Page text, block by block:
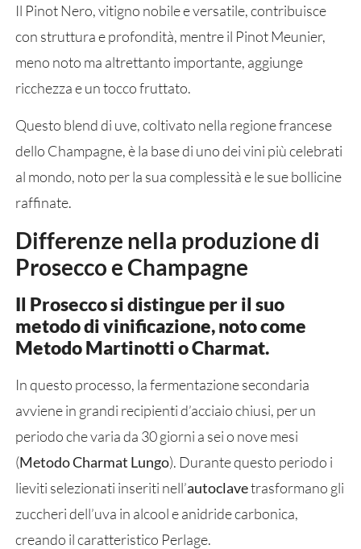
Il Pinot Nero, vitigno nobile e versatile, contribuisce
con struttura e profondità, mentre il Pinot Meunier,
meno noto ma altrettanto importante, aggiunge
ricchezza e un tocco fruttato.
Questo blend di uve, coltivato nella regione francese
dello Champagne, è la base di uno dei vini più celebrati
al mondo, noto per la sua complessità e le sue bollicine
raffinate.
Differenze nella produzione di
Prosecco e Champagne
Il Prosecco si distingue per il suo
metodo di vinificazione, noto come
Metodo Martinotti o Charmat.
In questo processo, la fermentazione secondaria
avviene in grandi recipienti d’acciaio chiusi, per un
periodo che varia da 30 giorni a sei o nove mesi
(Metodo Charmat Lungo). Durante questo periodo i
lieviti selezionati inseriti nell’autoclavetrasformano gli
zuccheri dell’uva in alcool e anidride carbonica,
creando il caratteristico Perlage.